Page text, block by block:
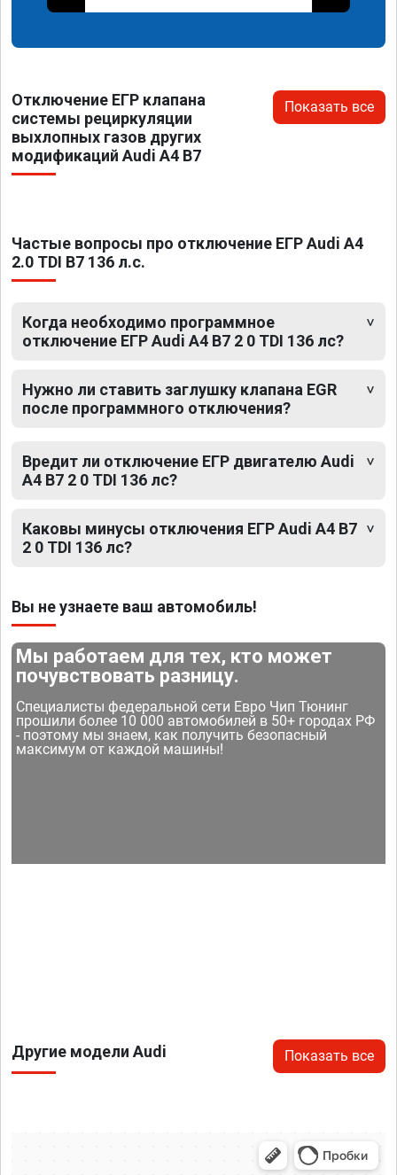
Отключение ЕГР клапана
системы рециркуляции
выхлопных газов других
модификаций Audi A4 B7
Показать все
Частые вопросы про отключение ЕГР Audi A4
2.0 TDI B7 136 л.с.
Когда необходимо программное
отключение ЕГР Audi A4 B7 2 0 TDI 136 лс?
Нужно ли ставить заглушку клапана EGR
после программного отключения?
Вредит ли отключение ЕГР двигателю Audi
A4 B7 2 0 TDI 136 лс?
Каковы минусы отключения ЕГР Audi A4 B7
2 0 TDI 136 лс?
Вы не узнаете ваш автомобиль!
Мы работаем для тех, кто может
почувствовать разницу.
Специалисты федеральной сети Евро Чип Тюнинг
прошили более 10 000 автомобилей в 50+ городах РФ
- поэтому мы знаем, как получить безопасный
максимум от каждой машины!
Другие модели Audi Показать все